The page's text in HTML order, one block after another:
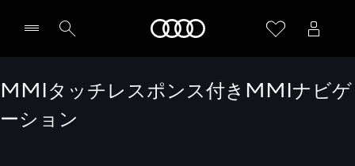
MMIタッチレスポンス付きMMIナビゲ
ーション